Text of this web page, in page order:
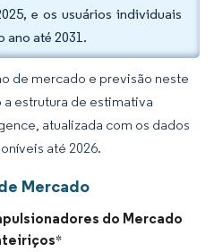
e os usuários individuais
ano até 2031.
de mercado e previsão neste
estrutura de estimativa
atualizada com os dados
até 2026.
Mercado
do Mercado
*